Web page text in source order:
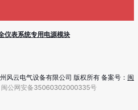
仪表系统专用电源模块
云电气设备有限公司 版权所有 备案号： 闽
闽公网安备35060302000335号